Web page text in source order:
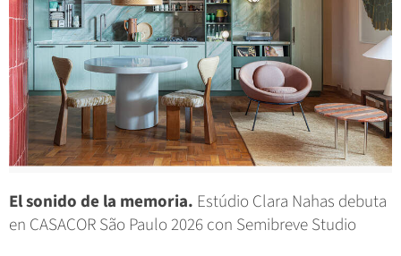
El sonido de la memoria. Estúdio Clara Nahas debuta
en CASACOR São Paulo 2026 con Semibreve Studio